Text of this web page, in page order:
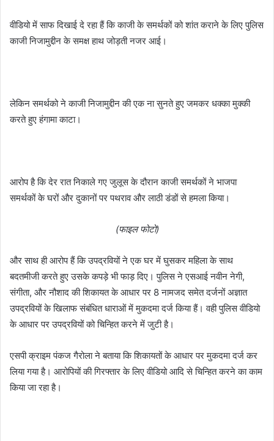
वीडियो में साफ दिखाई दे रहा हैं कि काजी के समर्थकों को शांत कराने के लिए पुलिस
काजी निजामुद्दीन के समक्ष हाथ जोड़ती नजर आई।
लेकिन समर्थको ने काजी निजामुद्दीन की एक ना सुनते हुए जमकर धक्का मुक्की
करते हुए हंगामा काटा।
आरोप है कि देर रात निकाले गए जुलूस के दौरान काजी समर्थकों ने भाजपा
समर्थकों के घरों और दुकानों पर पथराव और लाठी डंडों से हमला किया।
(फाइल फोटो)
और साथ ही आरोप हैं कि उपद्रवियों ने एक घर में घुसकर महिला के साथ
बदतमीजी करते हुए उसके कपड़े भी फाड़ दिए। पुलिस ने एसआई नवीन नेगी,
संगीता, और नौशाद की शिकायत के आधार पर 8 नामजद समेत दर्जनों अज्ञात
उपद्रवियों के खिलाफ संबंधित धाराओं में मुकदमा दर्ज किया हैं। वही पुलिस वीडियो
के आधार पर उपद्रवियों को चिन्हित करने में जुटी है।
एसपी क्राइम पंकज गैरोला ने बताया कि शिकायतों के आधार पर मुकदमा दर्ज कर
लिया गया है। आरोपियों की गिरफ्तार के लिए वीडियो आदि से चिन्हित करने का काम
किया जा रहा है।